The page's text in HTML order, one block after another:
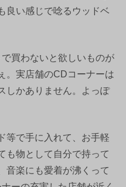
良い感じで唸るウッドベ
買わないと欲しいものが
。実店舗のCDコーナーは
しかありません。よっぽ
等で手に入れて、お手軽
も物として自分で持って
音楽にも愛着が沸くって